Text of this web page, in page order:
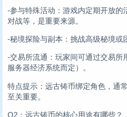
-参与特殊活动：游戏内定期开放的
对战等，是重要来源。
-秘境探险与副本：挑战高级秘境或
-交易所流通：玩家间可通过交易所
服务器经济系统而定）。
特点提示：远古铸币绑定角色，通
至关重要。
Q2：远古铸币的核心用途有哪些？